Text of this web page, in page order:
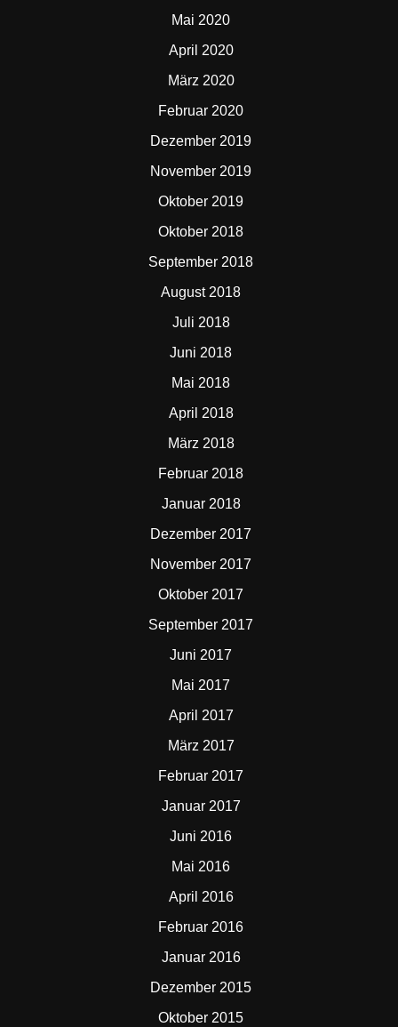
Mai 2020
April 2020
März 2020
Februar 2020
Dezember 2019
November 2019
Oktober 2019
Oktober 2018
September 2018
August 2018
Juli 2018
Juni 2018
Mai 2018
April 2018
März 2018
Februar 2018
Januar 2018
Dezember 2017
November 2017
Oktober 2017
September 2017
Juni 2017
Mai 2017
April 2017
März 2017
Februar 2017
Januar 2017
Juni 2016
Mai 2016
April 2016
Februar 2016
Januar 2016
Dezember 2015
Oktober 2015